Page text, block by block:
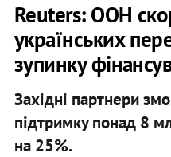
Reuters: ООН
українських
зупинку
Західні партнери
підтримку понад 8
на 25%.